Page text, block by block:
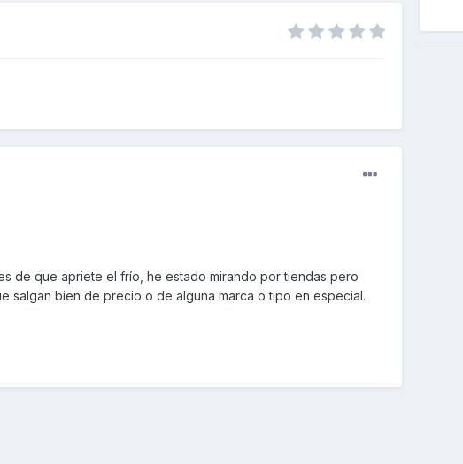
de que apriete el frío, he estado mirando por tiendas pero
salgan bien de precio o de alguna marca o tipo en especial.